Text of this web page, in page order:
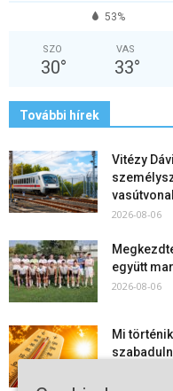
53%
SZO
30°
VAS
33°
További hírek
Vitézy
2026-08-06
együtt
2026-08-06
Mi